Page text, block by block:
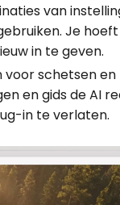
van
Je
in te geven.
voor schetsen en
en gids de AI
in te verlaten.